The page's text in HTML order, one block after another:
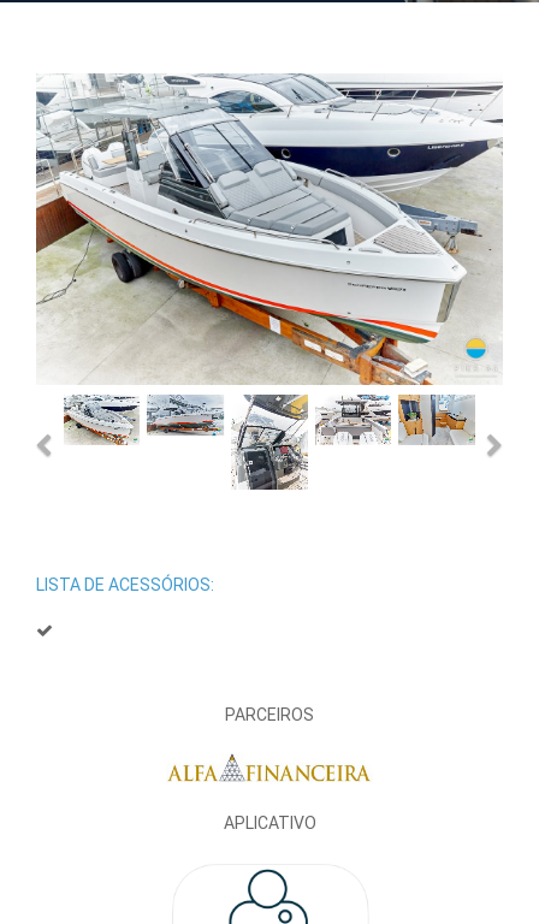
Previous Next
LISTA DE ACESSÓRIOS:
PARCEIROS
APLICATIVO